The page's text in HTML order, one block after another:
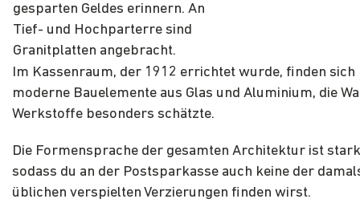
gesparten Geldes erinnern. An
Tief- und Hochparterre sind
Granitplatten angebracht.
Im Kassenraum, der 1912 errichtet wurde, finden sich
moderne Bauelemente aus Glas und Aluminium, die
Werkstoffe besonders schätzte.
Die Formensprache der gesamten Architektur ist
sodass du an der Postsparkasse auch keine der
üblichen verspielten Verzierungen finden wirst.